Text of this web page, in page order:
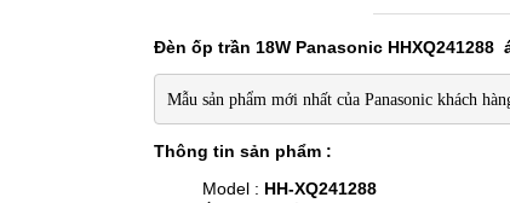
Đèn ốp trần 18W Panasonic HHXQ241288
Mẫu sản phẩm mới nhất của Panasonic khách
Thông tin sản phẩm :
Model : HH-XQ241288